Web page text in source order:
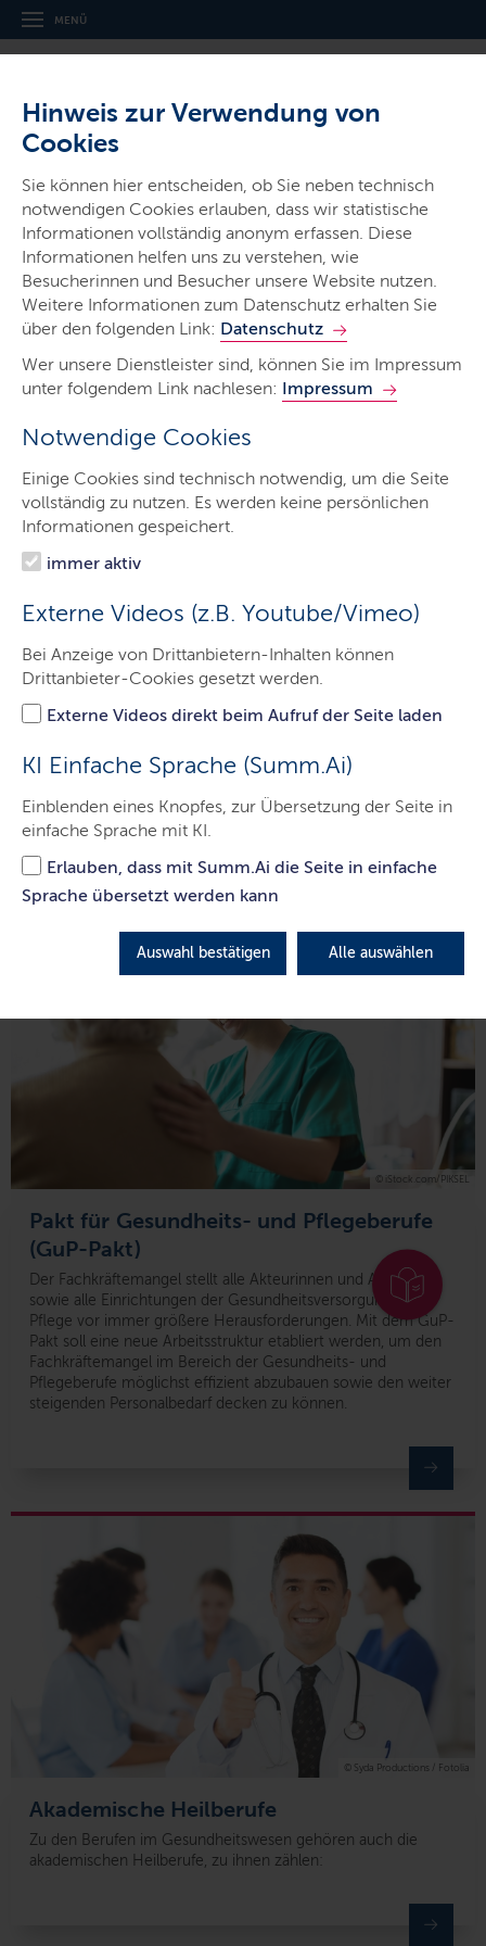
Hinweis zur Verwendung von
Cookies
Sie können hier entscheiden, ob Sie neben technisch
notwendigen Cookies erlauben, dass wir statistische
Informationen vollständig anonym erfassen. Diese
Informationen helfen uns zu verstehen, wie
Besucherinnen und Besucher unsere Website nutzen.
Weitere Informationen zum Datenschutz erhalten Sie
über den folgenden Link: Datenschutz
Wer unsere Dienstleister sind, können Sie im Impressum
unter folgendem Link nachlesen: Impressum
Notwendige Cookies
Einige Cookies sind technisch notwendig, um die Seite
vollständig zu nutzen. Es werden keine persönlichen
Informationen gespeichert.
immer aktiv
Externe Videos (z.B. Youtube/Vimeo)
Bei Anzeige von Drittanbietern-Inhalten können
Drittanbieter-Cookies gesetzt werden.
Externe Videos direkt beim Aufruf der Seite laden
KI Einfache Sprache (Summ.Ai)
Einblenden eines Knopfes, zur Übersetzung der Seite in
einfache Sprache mit KI.
Erlauben, dass mit Summ.Ai die Seite in einfache
Sprache übersetzt werden kann
Auswahl bestätigen Alle auswählen
MENÜ
Thema
Gesundheitsberufe
Gesundheitsberufe
es gut ausgebildeter Menschen.
LETZTE AKTUALISIERUNG: 02.01.2025
G gesellschaftliche als auch eine große gesundheits-
und arbeitsmarktpolitische Bedeutung. Innerhalb der
Gesundheitsberufe kann zwischen den akademischen
Heilberufen, den Gesundheitsfachberufen, den
Gesundheitsdienstberufen im System der dualen
Berufsausbildung und den sonstigen Gesundheitsberufen
Gemeinsam mit den Partnern in den Kammern und
Verbänden wird in Schleswig-Holstein die
Gesundheitsversorgung effektiv und nachhaltig gestaltet.
Zur Übersicht Kammern und Verbände
Pakt für Gesundheits- und Pflegeberufe
(GuP-Pakt)
Der Fachkräftemangel stellt alle Akteurinnen und Akteure
sowie alle Einrichtungen der Gesundheitsversorgung und
Pflege vor immer größere Herausforderungen. Mit dem GuP-
Pakt soll eine neue Arbeitsstruktur etabliert werden, um den
Fachkräftemangel im Bereich der Gesundheits- und
Pflegeberufe möglichst effizient abzubauen sowie den weiter
steigenden Personalbedarf decken zu können.
© iStock.com/PIKSEL
Akademische Heilberufe
Zu den Berufen im Gesundheitswesen gehören auch die
akademischen Heilberufe, zu ihnen zählen:
© Syda Productions / Fotolia